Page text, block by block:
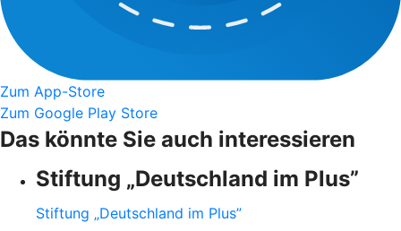
Zum App-Store
Zum Google Play Store
Das könnte Sie auch interessieren
Stiftung „Deutschland im Plus”
Stiftung „Deutschland im Plus”